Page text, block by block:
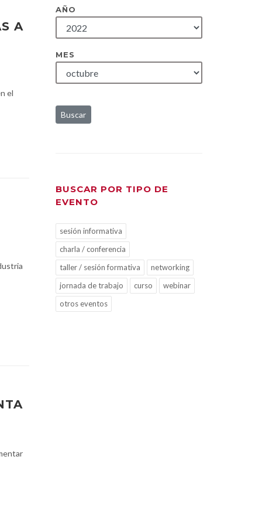
A
el
AÑO
MES
Buscar
BUSCAR POR TIPO DE
EVENTO
sesión informativa
charla / conferencia
taller / sesión formativa
networking
jornada de trabajo
curso
webinar
otros eventos